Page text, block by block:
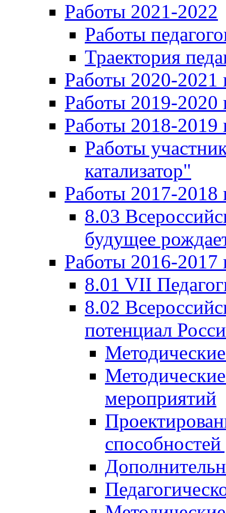
Работы 2021-2022
Работы
Траектория
Работы 2020-2021
Работы 2019-2020
Работы 2018-2019
Работы
катализатор"
Работы 2017-2018
8.03
будущее
Работы 2016-2017
8.01 VII
8.02
потенциал
мероприятий